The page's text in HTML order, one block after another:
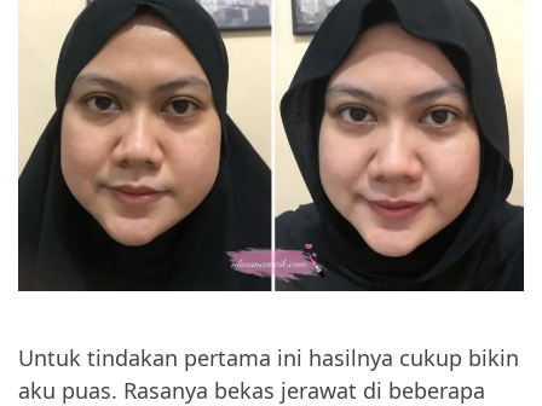
Untuk tindakan pertama ini hasilnya cukup bikin
aku puas. Rasanya bekas jerawat di beberapa